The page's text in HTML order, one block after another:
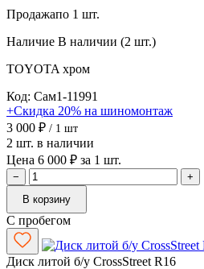
Продажапо 1 шт.
Наличие В наличии (2 шт.)
TOYOTA хром
Код: Сам1-11991
+Скидка 20% на шиномонтаж
3 000 ₽ / 1 шт
2 шт. в наличии
Цена 6 000 ₽ за 1 шт.
−
+
В корзину
С пробегом
Диск литой б/у CrossStreet R16